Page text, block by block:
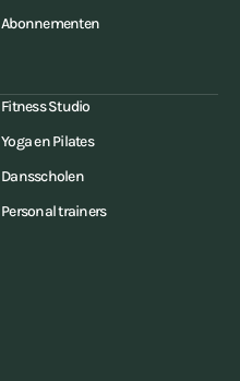
Abonnementen
Fitness Studio
Yoga en Pilates
Dansscholen
Personal trainers